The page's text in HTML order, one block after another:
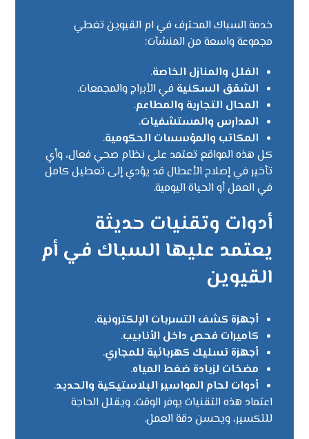
خدمة السباك المحترف في ام القيوين تغطي
مجموعة واسعة من المنشآت:
الفلل والمنازل الخاصة.
الشقق السكنية في الأبراج والمجمعات.
المحال التجارية والمطاعم.
المدارس والمستشفيات.
المكاتب والمؤسسات الحكومية.
كل هذه المواقع تعتمد على نظام صحي فعال، وأي
تأخير في إصلاح الأعطال قد يؤدي إلى تعطيل كامل
في العمل أو الحياة اليومية.
أدوات وتقنيات حديثة
يعتمد عليها السباك في أم
القيوين
أجهزة كشف التسربات الإلكترونية.
كاميرات فحص داخل الأنابيب.
أجهزة تسليك كهربائية للمجاري.
مضخات لزيادة ضغط المياه.
أدوات لحام المواسير البلاستيكية والحديد.
اعتماد هذه التقنيات يوفر الوقت، ويقلل الحاجة
للتكسير، ويحسن دقة العمل.